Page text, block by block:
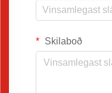
Skilaboð